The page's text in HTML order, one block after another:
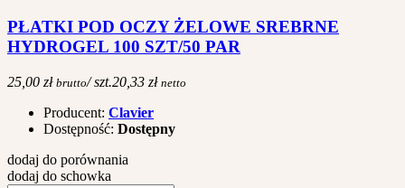
PŁATKI POD OCZY ŻELOWE SREBRNE
HYDROGEL 100 SZT/50 PAR
25,00 zł brutto/ szt.20,33 zł netto
Producent: Clavier
Dostępność: Dostępny
dodaj do porównania
dodaj do schowka